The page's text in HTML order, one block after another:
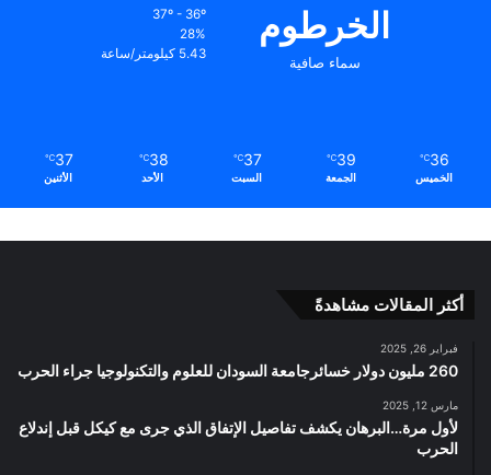
الخرطوم
سماء صافية
28%
5.43 كيلومتر/ساعة
36
℃
الخميس
39
℃
الجمعة
37
℃
السبت
38
℃
الأحد
37
℃
الأثنين
أكثر المقالات مشاهدةً
فبراير 26, 2025
260 مليون دولار خسائرجامعة السودان للعلوم والتكنولوجيا جراء الحرب
مارس 12, 2025
لأول مرة…البرهان يكشف تفاصيل الإتفاق الذي جرى مع كيكل قبل إندلاع
الحرب